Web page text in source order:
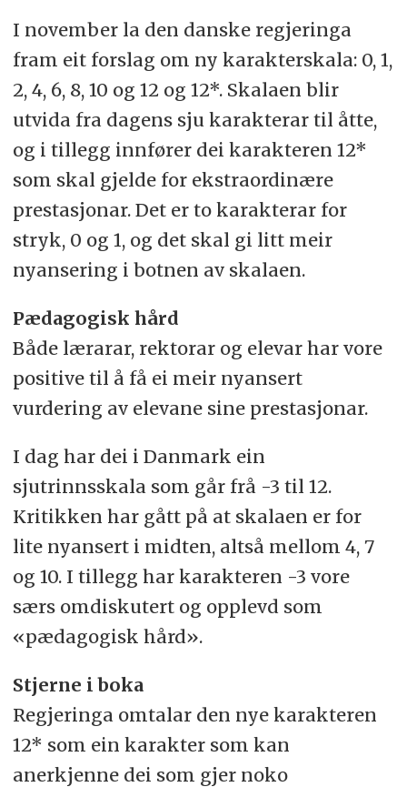
I november la den danske regjeringa
fram eit forslag om ny karakterskala: 0, 1,
2, 4, 6, 8, 10 og 12 og 12*. Skalaen blir
utvida fra dagens sju karakterar til åtte,
og i tillegg innfører dei karakteren 12*
som skal gjelde for ekstraordinære
prestasjonar. Det er to karakterar for
stryk, 0 og 1, og det skal gi litt meir
nyansering i botnen av skalaen.
Pædagogisk hård
Både lærarar, rektorar og elevar har vore
positive til å få ei meir nyansert
vurdering av elevane sine prestasjonar.
I dag har dei i Danmark ein
sjutrinnsskala som går frå -3 til 12.
Kritikken har gått på at skalaen er for
lite nyansert i midten, altså mellom 4, 7
og 10. I tillegg har karakteren -3 vore
særs omdiskutert og opplevd som
«pædagogisk hård».
Stjerne i boka
Regjeringa omtalar den nye karakteren
12* som ein karakter som kan
anerkjenne dei som gjer noko